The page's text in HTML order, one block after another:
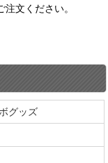
文ください。
グッズ